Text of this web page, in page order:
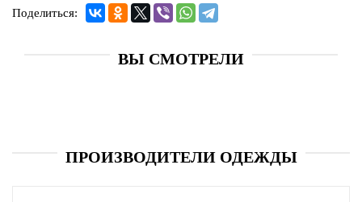
Поделиться:
ВЫ СМОТРЕЛИ
ПРОИЗВОДИТЕЛИ ОДЕЖДЫ